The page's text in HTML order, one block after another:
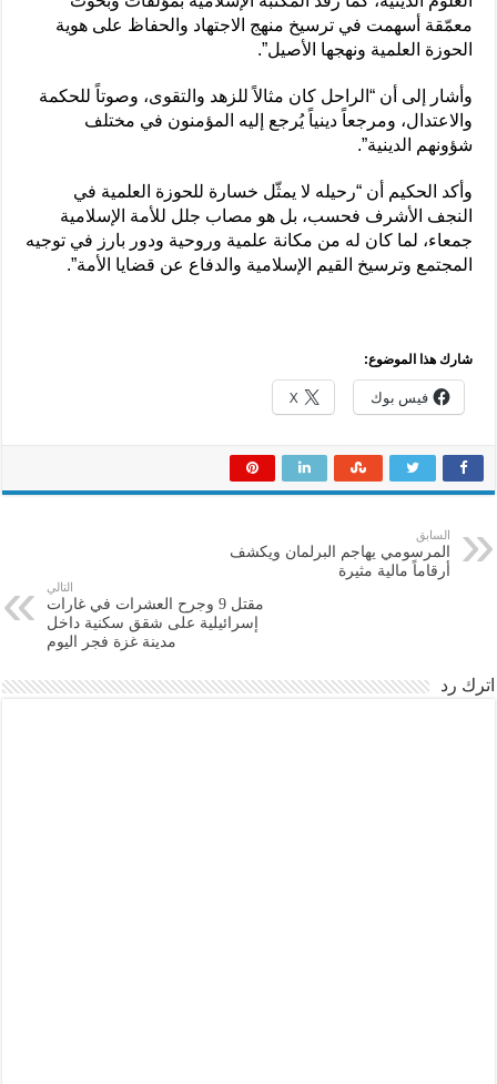
معمّقة أسهمت في ترسيخ منهج الاجتهاد والحفاظ على هوية
الحوزة العلمية ونهجها الأصيل”.
وأشار إلى أن “الراحل كان مثالاً للزهد والتقوى، وصوتاً للحكمة
والاعتدال، ومرجعاً دينياً يُرجع إليه المؤمنون في مختلف
شؤونهم الدينية”.
وأكد الحكيم أن “رحيله لا يمثّل خسارة للحوزة العلمية في
النجف الأشرف فحسب، بل هو مصاب جلل للأمة الإسلامية
جمعاء، لما كان له من مكانة علمية وروحية ودور بارز في توجيه
المجتمع وترسيخ القيم الإسلامية والدفاع عن قضايا الأمة”.
شارك هذا الموضوع:
فيس بوك X
السابق
المرسومي يهاجم البرلمان ويكشف
أرقاماً مالية مثيرة
التالي
مقتل 9 وجرح العشرات في غارات
إسرائيلية على شقق سكنية داخل
مدينة غزة فجر اليوم
اترك رد